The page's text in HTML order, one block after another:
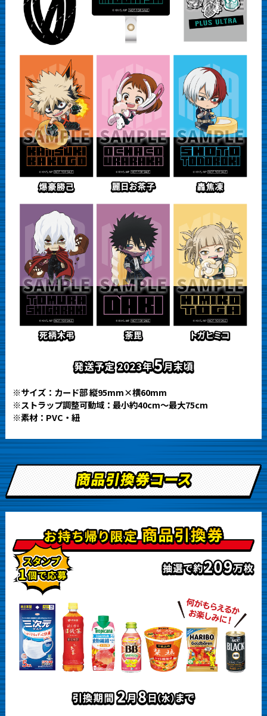
※サイズ：カード部 縦95mm×横60mm
※ストラップ調整可動域：最小約40cm～最大75cm
※素材：PVC・紐